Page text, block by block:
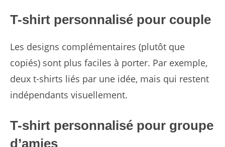
T-shirt personnalisé pour couple
Les designs complémentaires (plutôt que
copiés) sont plus faciles à porter. Par exemple,
deux t-shirts liés par une idée, mais qui restent
indépendants visuellement.
T-shirt personnalisé pour groupe
d’amies